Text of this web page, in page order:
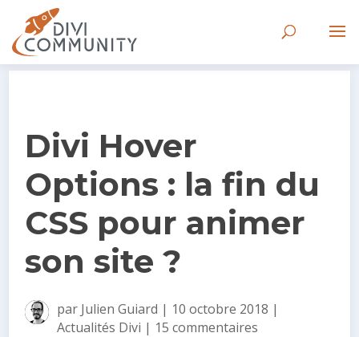
Divi Hover
Options : la fin du
CSS pour animer
son site ?
par Julien Guiard | 10 octobre 2018 |
Actualités Divi | 15 commentaires